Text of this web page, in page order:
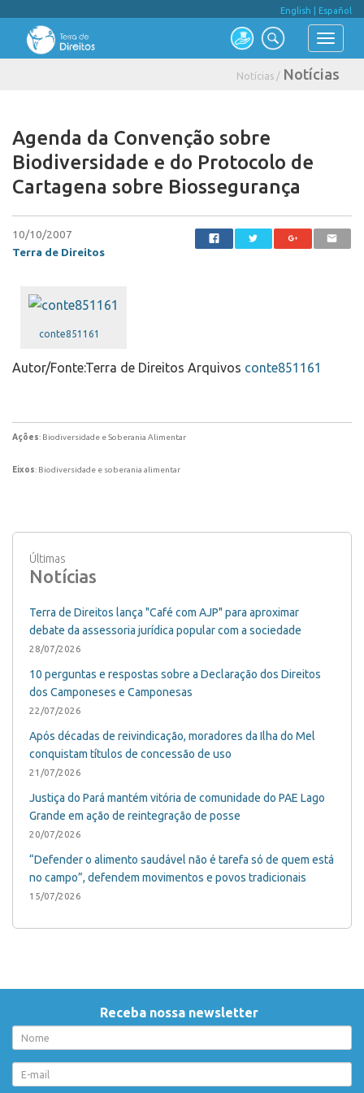
English Español
Notícias / Notícias
Agenda da Convenção sobre
Biodiversidade e do Protocolo de
Cartagena sobre Biossegurança
10/10/2007
Terra de Direitos
conte851161
Autor/Fonte:Terra de Direitos Arquivos conte851161
Ações: Biodiversidade e Soberania Alimentar
Eixos: Biodiversidade e soberania alimentar
Últimas
Notícias
Terra de Direitos lança "Café com AJP" para aproximar
debate da assessoria jurídica popular com a sociedade
28/07/2026
10 perguntas e respostas sobre a Declaração dos Direitos
dos Camponeses e Camponesas
22/07/2026
Após décadas de reivindicação, moradores da Ilha do Mel
conquistam títulos de concessão de uso
21/07/2026
Justiça do Pará mantém vitória de comunidade do PAE Lago
Grande em ação de reintegração de posse
20/07/2026
“Defender o alimento saudável não é tarefa só de quem está
no campo”, defendem movimentos e povos tradicionais
15/07/2026
Receba nossa newsletter